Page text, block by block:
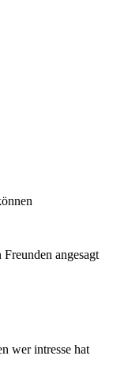
angesagt
wer intresse hat